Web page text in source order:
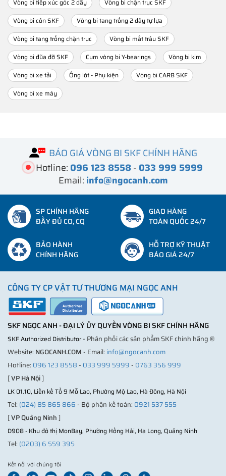
Vòng bi tiếp xúc góc 2 dãy
Vòng bi chặn trục SKF
Vòng bi côn SKF
Vòng bi tang trống 2 dãy tự lựa
Vòng bi tang trống chặn trục
Vòng bi mắt trâu SKF
Vòng bi đũa đỡ SKF
Cụm vòng bi Y-bearings
Vòng bi kim
Vòng bi xe tải
Ống lót - Phụ kiện
Vòng bi CARB SKF
Vòng bi xe máy
BÁO GIÁ VÒNG BI SKF CHÍNH HÃNG
Hotline: 096 123 8558- 033 999 5999
Email: info@ngocanh.com
SP CHÍNH HÃNG
ĐẦY ĐỦ CO, CQ
GIAO HÀNG
TOÀN QUỐC 24/7
BẢO HÀNH
CHÍNH HÃNG
HỖ TRỢ KỸ THUẬT
BÁO GIÁ 24/7
CÔNG TY CP VẬT TƯ THƯƠNG MẠI NGỌC ANH
SKF NGỌC ANH - ĐẠI LÝ ỦY QUYỀN VÒNG BI SKF CHÍNH HÃNG
SKF Authorized Distributor- Phân phối các sản phẩm SKF chính hãng ®
Website: NGOCANH.COM- Email: info@ngocanh.com
Hotline: 096 123 8558- 033 999 5999- 0763 356 999
[VP Hà Nội]
LK 01.10, Liền kề Tổ 9 Mỗ Lao, Phường Mộ Lao, Hà Đông, Hà Nội
Tel: (024) 85 865 866- Bộ phận kế toán: 0921 537 555
[VP Quảng Ninh]
D908 - Khu đô thị MonBay, Phường Hồng Hải, Hạ Long, Quảng Ninh
Tel: (0203) 6 559 395
Kết nối với chúng tôi